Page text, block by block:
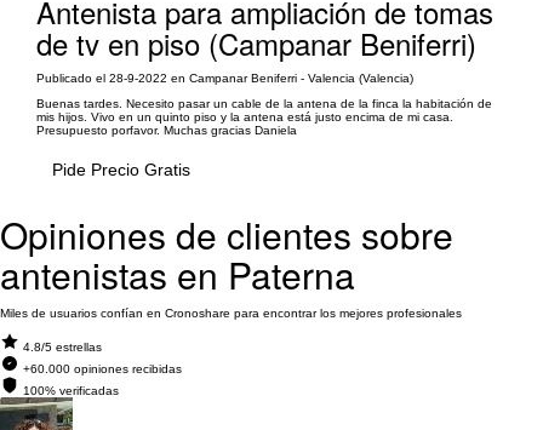
Antenista para ampliación de tomas
de tv en piso (Campanar Beniferri)
Publicado el 28-9-2022 en Campanar Beniferri - Valencia (Valencia)
Buenas tardes. Necesito pasar un cable de la antena de la finca la habitación de
mis hijos. Vivo en un quinto piso y la antena está justo encima de mi casa.
Presupuesto porfavor. Muchas gracias Daniela
Pide Precio Gratis
Opiniones de clientes sobre
antenistas en Paterna
Miles de usuarios confían en Cronoshare para encontrar los mejores profesionales
4.8/5 estrellas
+60.000 opiniones recibidas
100% verificadas